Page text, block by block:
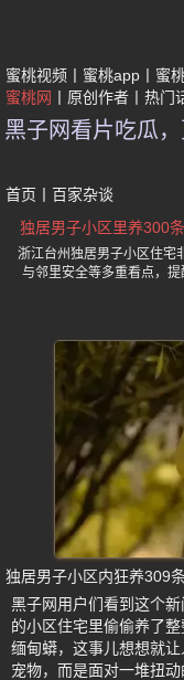
蜜桃视频 蜜桃app 蜜
蜜桃网
原创作者 热门
黑子网看片吃瓜
首页 百家杂谈
独居男子小区里养300
浙江台州独居男子小区住宅
与邻里安全等多重看点，
独居男子小区内狂养309
黑子网用户们看到这个
的小区住宅里偷偷养了
缅甸蟒，这事儿想想就
宠物，而是面对一堆扭